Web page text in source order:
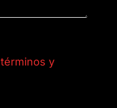
términos y